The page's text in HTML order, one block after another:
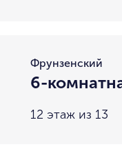
Фрунзенский
6-
12 этаж из 13